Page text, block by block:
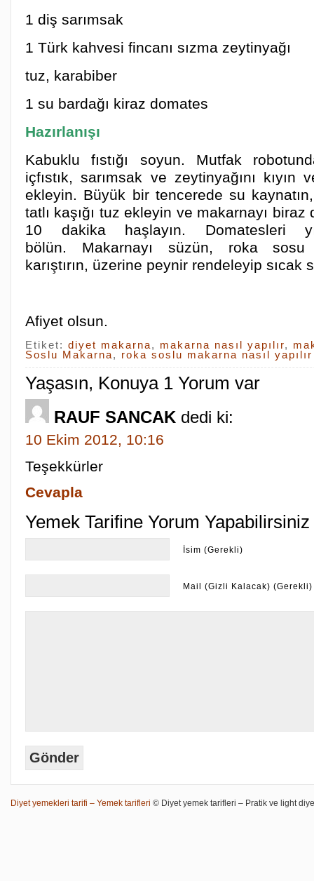
1 diş sarımsak
1 Türk kahvesi fincanı sızma zeytinyağı
tuz, karabiber
1 su bardağı kiraz domates
Hazırlanışı
Kabuklu fıstığı soyun. Mutfak
içfıstık, sarımsak ve zeytinyağını kıyın
ekleyin. Büyük bir tencerede su
tatlı kaşığı tuz ekleyin ve makarnayı
10 dakika haşlayın. Domatesleri
bölün. Makarnayı süzün, roka sosu
karıştırın, üzerine peynir rendeleyip sıcak
Afiyet olsun.
Etiket: diyet makarna, makarna nasıl yapılır,
Soslu Makarna, roka soslu makarna nasıl yapılır
Yaşasın, Konuya 1 Yorum var
RAUF SANCAK dedi ki:
10 Ekim 2012, 10:16
Teşekkürler
Cevapla
Yemek Tarifine Yorum Yapabilirsiniz
İsim (Gerekli)
Mail (Gizli Kalacak) (Gerekli)
Diyet yemekleri tarifi – Yemek tarifleri © Diyet yemek tarifleri – Pratik ve light